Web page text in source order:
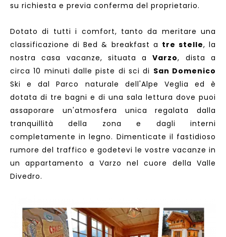
su richiesta e previa conferma del proprietario.
Dotato di tutti i comfort, tanto da meritare una
classificazione di Bed & breakfast a tre stelle, la
nostra casa vacanze, situata aVarzo, dista a
circa 10 minuti dalle piste di sci di San Domenico
Ski e dal Parco naturale dell'Alpe Veglia ed è
dotata di tre bagni e di una sala lettura dove puoi
assaporare un'atmosfera unica regalata dalla
tranquillità della zona e dagli interni
completamente in legno. Dimenticate il fastidioso
rumore del traffico e godetevi le vostre vacanze in
un appartamento a Varzo nel cuore della Valle
Divedro.